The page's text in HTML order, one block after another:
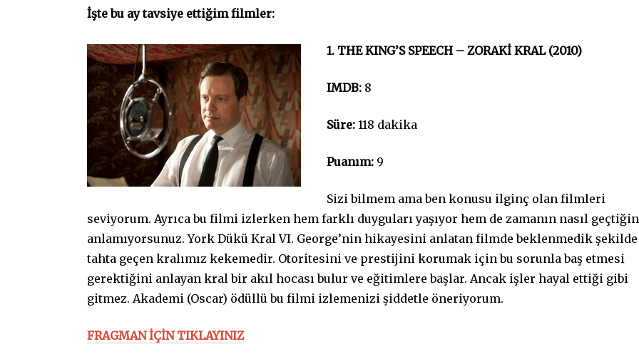
İşte bu ay tavsiye ettiğim filmler:
1. THE KING’S SPEECH – ZORAKİ KRAL (2010)
IMDB: 8
Süre: 118 dakika
Puanım: 9
Sizi bilmem ama ben konusu ilginç olan filmleri
seviyorum. Ayrıca bu filmi izlerken hem farklı duyguları yaşıyor hem de zamanın nasıl
anlamıyorsunuz. York Dükü Kral VI. George’nin hikayesini anlatan filmde beklenmedik şekilde
tahta geçen kralımız kekemedir. Otoritesini ve prestijini korumak için bu sorunla baş etmesi
gerektiğini anlayan kral bir akıl hocası bulur ve eğitimlere başlar. Ancak işler hayal ettiği gibi
gitmez. Akademi (Oscar) ödüllü bu filmi izlemenizi şiddetle öneriyorum.
FRAGMAN İÇİN TIKLAYINIZ